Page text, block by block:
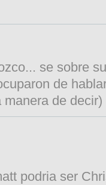
se sobre
de
de decir)
podria ser